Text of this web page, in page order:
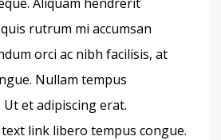
rutrum mi accumsan
orci ac nibh facilisis, at
Nullam tempus
et adipiscing erat.
link libero tempus congue.